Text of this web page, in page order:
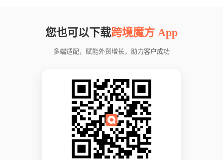
您也可以下载跨境魔方 App
多端适配，赋能外贸增长，助力客户成功